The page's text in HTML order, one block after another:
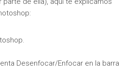
Desenfocar/Enfocar en la barra